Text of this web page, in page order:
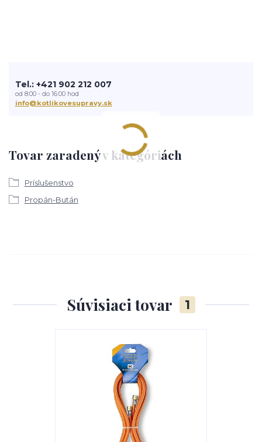
Tovar zaradený v kategóriách
Príslušenstvo
Propán-Bután
Tel.: +421 902 212 007
od 8:00 - do 16:00 hod
info@kotlikovesupravy.sk
Súvisiaci tovar 1